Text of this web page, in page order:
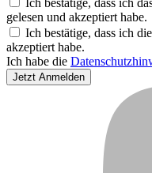
Ich bestätige, dass ich
gelesen und akzeptiert habe.
Ich bestätige, dass ich die
akzeptiert habe.
Ich habe die
Jetzt Anmelden